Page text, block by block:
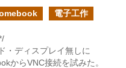
電子工作
・ディスプレイ無しに
からVNC接続を試みた。